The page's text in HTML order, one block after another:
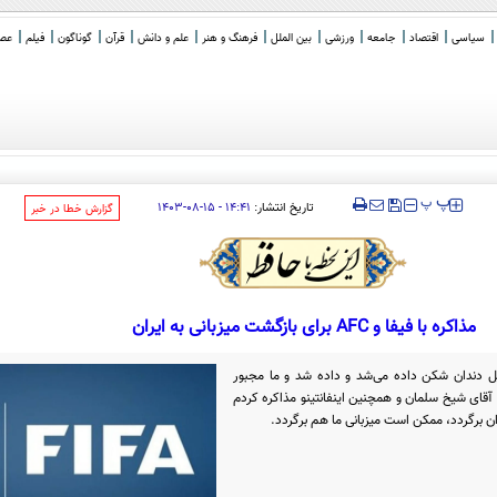
سیاسی اقتصاد جامعه ورزشی بین الملل فرهنگ و هنر علم و دانش قرآن گوناگون فیلم
‍‍‍ پپ تاریخ انتشار: ۱۴:۴۱ - ۱۵-۰۸-۱۴۰۳ ‌گزارش خطا در خبر
مذاکره با فیفا و AFC برای بازگشت میزبانی به ایران
دندان شکن داده می‌شد و داده شد و ما مجبور
شیخ سلمان و همچنین اینفانتینو مذاکره کردم
برگردد، ممکن است میزبانی ما هم برگردد.